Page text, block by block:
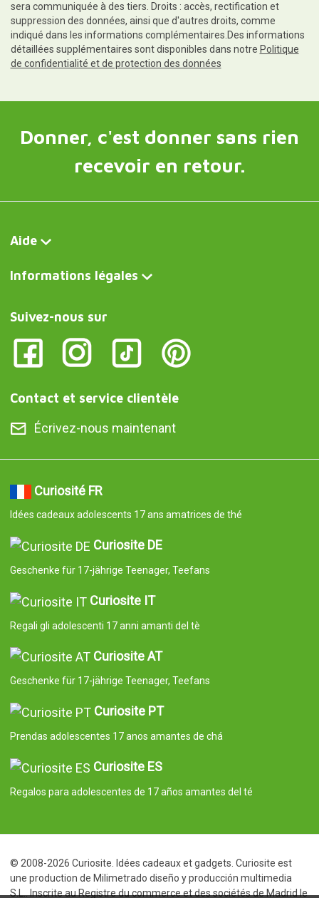
sera communiquée à des tiers. Droits : accès, rectification et
suppression des données, ainsi que d'autres droits, comme
indiqué dans les informations complémentaires.Des informations
détaillées supplémentaires sont disponibles dans notre Politique
de confidentialité et de protection des données
Donner, c'est donner sans rien
recevoir en retour.
Aide
Informations légales
Suivez-nous sur
Contact et service clientèle
Écrivez-nous maintenant
Curiosité FR
Idées cadeaux adolescents 17 ans amatrices de thé
Curiosite DE
Geschenke für 17-jährige Teenager, Teefans
Curiosite IT
Regali gli adolescenti 17 anni amanti del tè
Curiosite AT
Geschenke für 17-jährige Teenager, Teefans
Curiosite PT
Prendas adolescentes 17 anos amantes de chá
Curiosite ES
Regalos para adolescentes de 17 años amantes del té
© 2008-2026 Curiosite. Idées cadeaux et gadgets. Curiosite est
une production de Milimetrado diseño y producción multimedia
S.L.. Inscrite au Registre du commerce et des sociétés de Madrid le